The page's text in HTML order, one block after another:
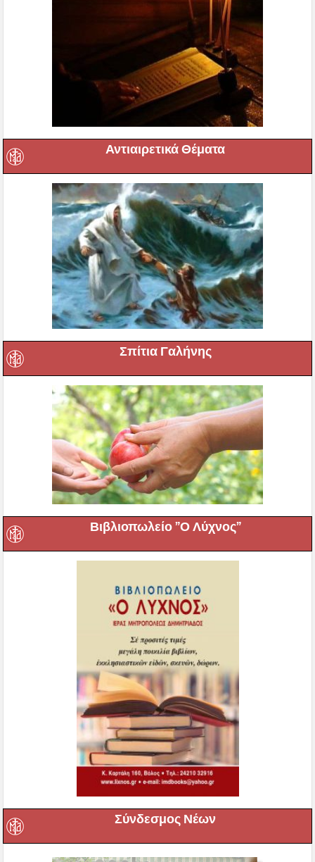
Αντιαιρετικά Θέματα
Σπίτια Γαλήνης
Βιβλιοπωλείο ”Ο Λύχνος”
Σύνδεσμος Νέων